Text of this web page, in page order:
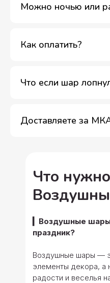
Можно ночью или
Как оплатить?
Что если шар
Доставляете за
Что
▎Воздушные
праздник?
Воздушные шары —
элементы декора, а
радости и веселья